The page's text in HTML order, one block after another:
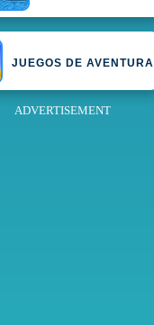
JUEGOS DE AVENTURA
ADVERTISEMENT